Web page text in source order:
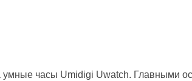
умные часы Umidigi Uwatch. Главными